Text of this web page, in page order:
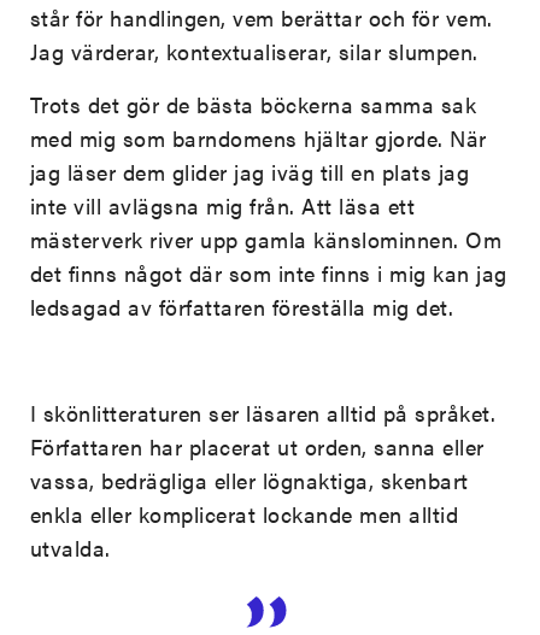
står för handlingen, vem berättar och för vem.
Jag värderar, kontextualiserar, silar slumpen.
Trots det gör de bästa böckerna samma sak
med mig som barndomens hjältar gjorde. När
jag läser dem glider jag iväg till en plats jag
inte vill avlägsna mig från. Att läsa ett
mästerverk river upp gamla känslominnen. Om
det finns något där som inte finns i mig kan jag
ledsagad av författaren föreställa mig det.
I skönlitteraturen ser läsaren alltid på språket.
Författaren har placerat ut orden, sanna eller
vassa, bedrägliga eller lögnaktiga, skenbart
enkla eller komplicerat lockande men alltid
utvalda.